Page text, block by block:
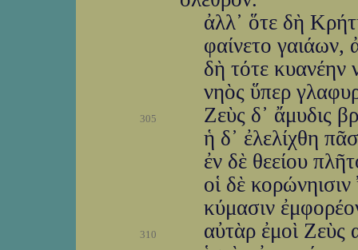
ἀλλ᾽ ὅτε δὴ
φαίνετο γαιάων,
δὴ τότε κυανέην
νηὸς ὕπερ
305
Ζεὺς δ᾽ ἄμυδις
ἡ δ᾽ ἐλελίχθη
ἐν δὲ θεείου
οἱ δὲ κορώνηισιν
κύμασιν
310
αὐτὰρ ἐμοὶ Ζεὺς